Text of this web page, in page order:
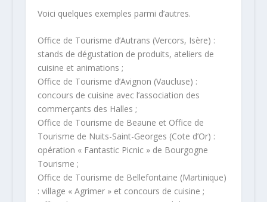
Voici quelques exemples parmi d’autres.
Office de Tourisme d’Autrans (Vercors, Isère) :
stands de dégustation de produits, ateliers de
cuisine et animations ;
Office de Tourisme d’Avignon (Vaucluse) :
concours de cuisine avec l’association des
commerçants des Halles ;
Office de Tourisme de Beaune et Office de
Tourisme de Nuits-Saint-Georges (Cote d’Or) :
opération « Fantastic Picnic » de Bourgogne
Tourisme ;
Office de Tourisme de Bellefontaine (Martinique)
: village « Agrimer » et concours de cuisine ;